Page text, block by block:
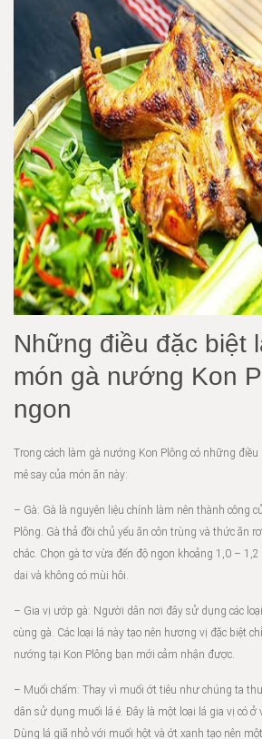
Những điều đặc biệt
món gà nướng Kon
ngon
Trong cách làm gà nướng Kon Plông có những
mê say của món ăn này:
– Gà: Gà là nguyên liệu chính làm nên thành công
Plông. Gà thả đồi chủ yếu ăn côn trùng và thức ăn
chắc. Chọn gà tơ vừa đến độ ngon khoảng 1,0 –
dai và không có mùi hôi.
– Gia vị ướp gà: Người dân nơi đây sử dụng các
cùng gà. Các loại lá này tạo nên hương vị đặc biệt
nướng tại Kon Plông bạn mới cảm nhận được.
– Muối chấm: Thay vì muối ớt tiêu như chúng ta
dân sử dụng muối lá é. Đây là một loại lá gia vị có
Dùng lá giã nhỏ với muối hột và ớt xanh tạo nên